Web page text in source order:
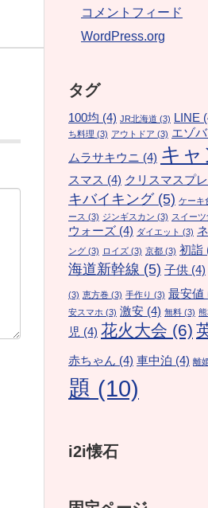
コメントフィード
WordPress.org
タグ
100均 (4) JR北海道 (3) LINE
ち料理 (3) アウトドア (3) エゾ
ムラサキウニ (4) キ
スマス (4) クリスマスプ
キバイキング(5) ケーキ
ース (3) ジンギスカン (3) スイー
ウォーズ (4) ダイエット (3)
ング (3) ロイズ (3) 京都 (3) 初詣
海道新幹線 (5) 子供 (4)
(3) 恵方巻 (3) 手作り (3) 最安値
安スマホ (3) 激安 (4) 無料 (3)
児 (4) 花火大会 (6)
赤ちゃん (4) 車中泊 (4) 離
題 (10)
i2i懐石